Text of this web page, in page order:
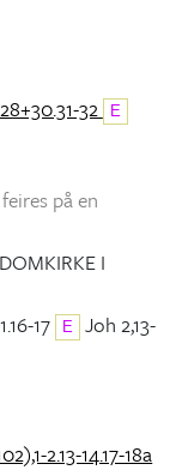
32 E
på en
I
17 E
Joh 2,13-
2.13-14.17-18a